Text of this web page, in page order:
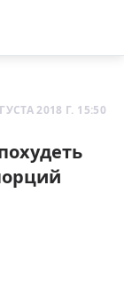
2018 Г. 15:50